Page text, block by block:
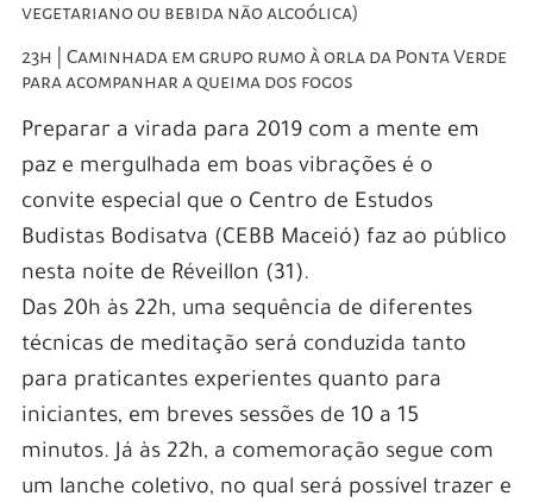
vegetariano ou bebida não alcoólica)
23h | Caminhada em grupo rumo à orla da Ponta Verde
para acompanhar a queima dos fogos
Preparar a virada para 2019 com a mente em
paz e mergulhada em boas vibrações é o
convite especial que o Centro de Estudos
Budistas Bodisatva (CEBB Maceió) faz ao público
nesta noite de Réveillon (31).
Das 20h às 22h, uma sequência de diferentes
técnicas de meditação será conduzida tanto
para praticantes experientes quanto para
iniciantes, em breves sessões de 10 a 15
minutos. Já às 22h, a comemoração segue com
um lanche coletivo, no qual será possível trazer e